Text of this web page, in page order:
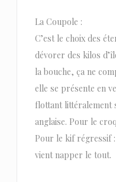
La Coupole :
C’est le choix des
dévorer des kilos
la bouche, ça ne
elle se présente en
flottant littéralement
anglaise. Pour le
Pour le kif régressif
vient napper le tout.